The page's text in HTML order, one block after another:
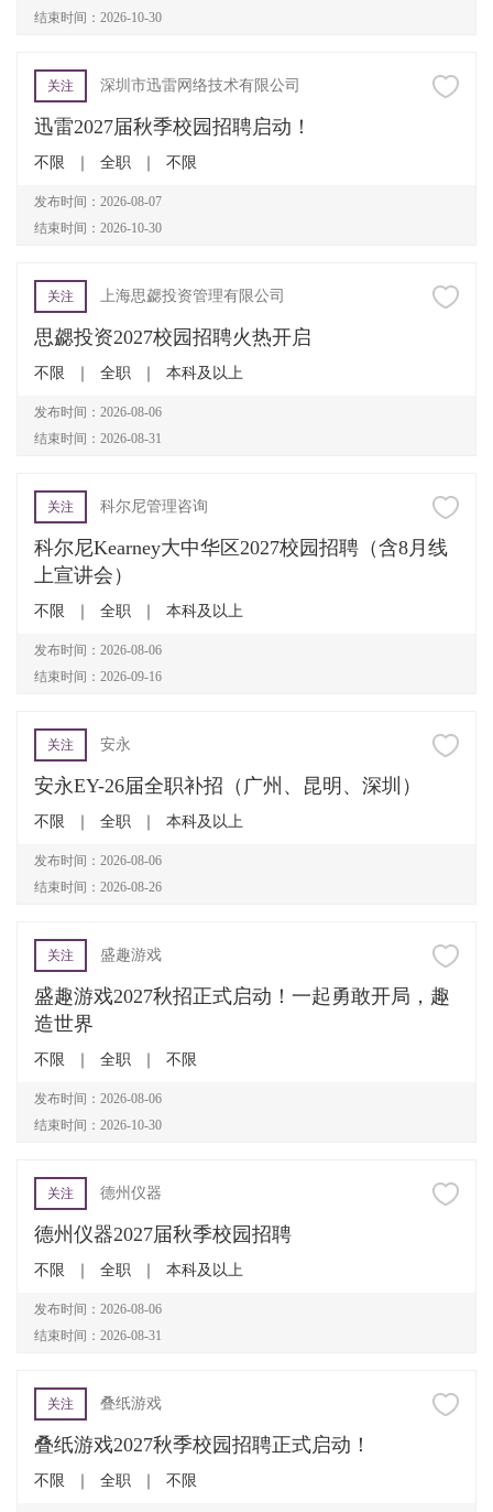
结束时间：2026-10-30
关注 深圳市迅雷网络技术有限公司
迅雷2027届秋季校园招聘启动！
不限 全职 不限
发布时间：2026-08-07
结束时间：2026-10-30
关注 上海思勰投资管理有限公司
思勰投资2027校园招聘火热开启
不限 全职 本科及以上
发布时间：2026-08-06
结束时间：2026-08-31
关注 科尔尼管理咨询
科尔尼Kearney大中华区2027校园招聘（含8月线
上宣讲会）
不限 全职 本科及以上
发布时间：2026-08-06
结束时间：2026-09-16
关注 安永
安永EY-26届全职补招（广州、昆明、深圳）
不限 全职 本科及以上
发布时间：2026-08-06
结束时间：2026-08-26
关注 盛趣游戏
盛趣游戏2027秋招正式启动！一起勇敢开局，趣
造世界
不限 全职 不限
发布时间：2026-08-06
结束时间：2026-10-30
关注 德州仪器
德州仪器2027届秋季校园招聘
不限 全职 本科及以上
发布时间：2026-08-06
结束时间：2026-08-31
关注 叠纸游戏
叠纸游戏2027秋季校园招聘正式启动！
不限 全职 不限